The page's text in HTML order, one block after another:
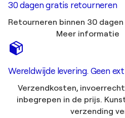
30 dagen gratis retourneren
Retourneren binnen 30
Meer informatie
Wereldwijde levering. Geen
Verzendkosten,
inbegrepen in de prijs.
verzending